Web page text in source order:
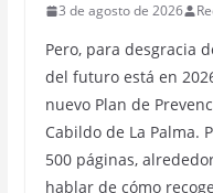
3 de agosto de 2026
Pero, para desgracia
del futuro está en
nuevo Plan de
Cabildo de La Palma.
500 páginas,
hablar de cómo